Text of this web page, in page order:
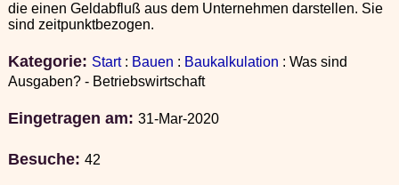
die einen Geldabfluß aus dem Unternehmen darstellen. Sie
sind zeitpunktbezogen.
Kategorie: Start: Bauen : Baukalkulation : Was sind
Ausgaben? - Betriebswirtschaft
Eingetragen am: 31-Mar-2020
Besuche: 42